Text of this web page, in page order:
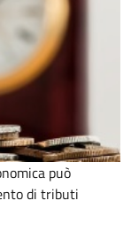
può
di tributi